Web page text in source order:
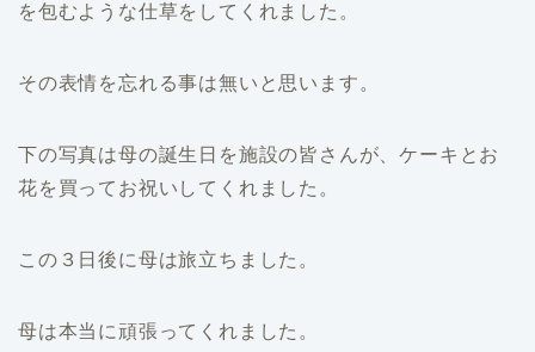
を包むような仕草をしてくれました。
その表情を忘れる事は無いと思います。
下の写真は母の誕生日を施設の皆さんが、ケーキとお
花を買ってお祝いしてくれました。
この３日後に母は旅立ちました。
母は本当に頑張ってくれました。